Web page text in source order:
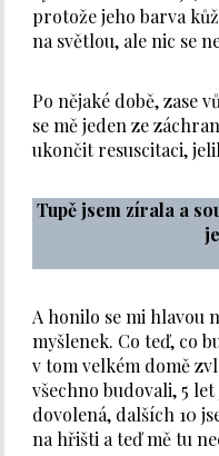
protože jeho barva
na světlou, ale nic se
Po nějaké době, zase
se mě jeden ze
ukončit resuscitaci,
Tupě jsem zírala a
A honilo se mi hlavou
myšlenek. Co teď, co
v tom velkém domě
všechno budovali, 5
dovolená, dalších 10
na hřišti a teď mě tu